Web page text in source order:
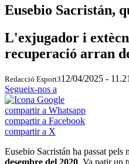
Eusebio Sacristán,
L'exjugador i
recuperació arran
Redacció Esport312/04/2025 - 11.21
Segueix-nos a
compartir a Whatsapp
compartir a Facebook
compartir a X
Eusebio Sacristán ha passat
desembre del 2020. Va patir un